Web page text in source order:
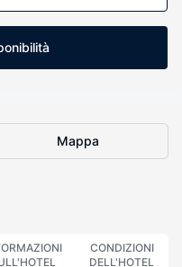
Mappa
CONDIZIONI
DELL'HOTEL